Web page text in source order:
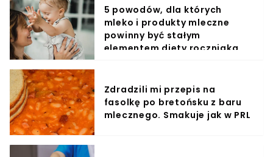
5 powodów, dla których
mleko i produkty mleczne
powinny być stałym
elementem diety roczniaka
Zdradzili mi przepis na
fasolkę po bretońsku z baru
mlecznego. Smakuje jak w PRL